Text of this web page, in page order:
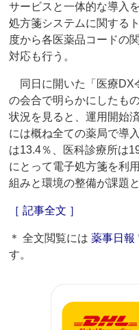
サービスと一体的な導入
処方箋システムに関する
度から各医薬品コードの
対応も行う。
同日に開いた「医療DX
の会合で明らかにしたも
状況を見ると、運用開始
には概ね全ての薬局で導
は13.4％、医科診療所は
にとって電子処方箋を利
組みと環境の整備が課題
［ 記事全文 ］
＊ 全文閲覧には薬事日報
す。